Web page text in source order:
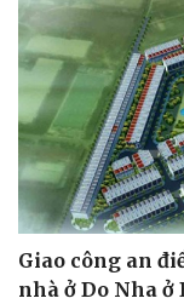
Giao công an
nhà ở Do Nha ở